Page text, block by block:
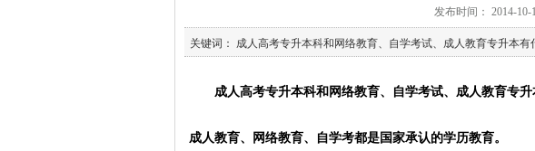
发布时间： 2014-
关键词： 成人高考专升本科和网络教育、自学考试、成人教育专升本有
成人高考专升本科和网络教育、自学考试、成人教育专升
成人教育、网络教育、自学考都是国家承认的学历教育。